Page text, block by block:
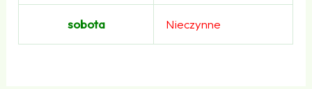
sobota Nieczynne